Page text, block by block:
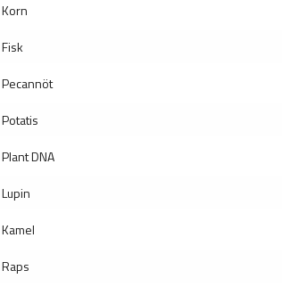
Korn
Fisk
Pecannöt
Potatis
Plant DNA
Lupin
Kamel
Raps